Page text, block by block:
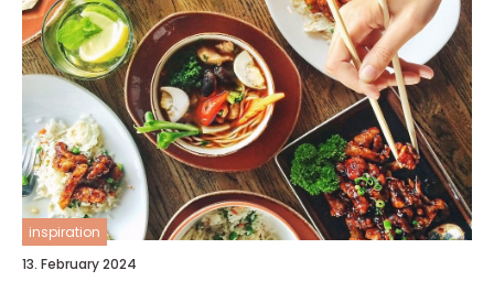
inspiration
13. February 2024